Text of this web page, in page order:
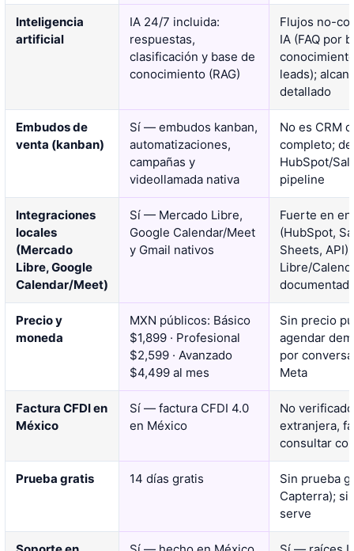
Inteligencia
artificial
IA 24/7 incluida:
respuestas,
clasificación y base de
conocimiento (RAG)
Flujos no-
IA (FAQ por
leads);
detallado
Embudos de
venta (kanban)
Sí — embudos kanban,
automatizaciones,
campañas y
videollamada nativa
No es CRM
completo;
HubSpot/
pipeline
Integraciones
locales
(Mercado
Libre, Google
Calendar/Meet)
Sí — Mercado Libre,
Google Calendar/Meet
y Gmail nativos
Fuerte en
(HubSpot,
Sheets,
Libre/
Precio y
moneda
MXN públicos: Básico
$1,899 · Profesional
$2,599 · Avanzado
$4,499 al mes
Sin precio
agendar
por
Meta
Factura CFDI en
México
Sí — factura CFDI 4.0
en México
No
extranjera,
consultar
Prueba gratis 14 días gratis
Sin prueba
Capterra);
serve